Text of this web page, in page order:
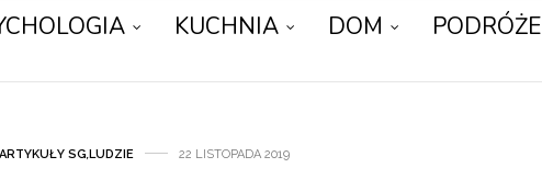
KUCHNIA DOM PODRÓŻE
ARTYKUŁY SG,LUDZIE 22 LISTOPADA 2019